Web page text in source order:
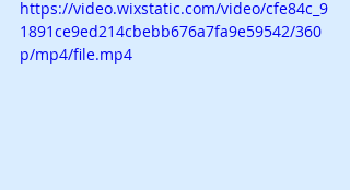
https://video.wixstatic.com/video/cfe84c_9
1891ce9ed214cbebb676a7fa9e59542/360
p/mp4/file.mp4